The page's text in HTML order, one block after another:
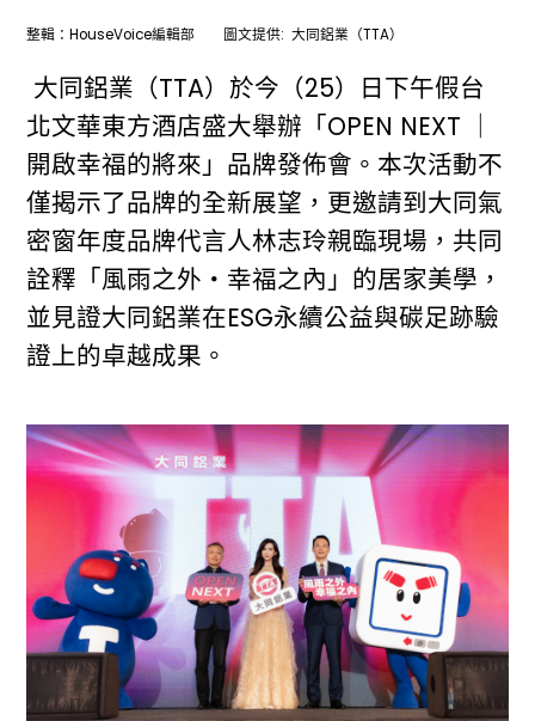
整輯：HouseVoice編輯部 圖文提供: 大同鋁業（TTA）
大同鋁業（TTA）於今（25）日下午假台
北文華東方酒店盛大舉辦「OPEN NEXT ｜
開啟幸福的將來」品牌發佈會。本次活動不
僅揭示了品牌的全新展望，更邀請到大同氣
密窗年度品牌代言人林志玲親臨現場，共同
詮釋「風雨之外・幸福之內」的居家美學，
並見證大同鋁業在ESG永續公益與碳足跡驗
證上的卓越成果。